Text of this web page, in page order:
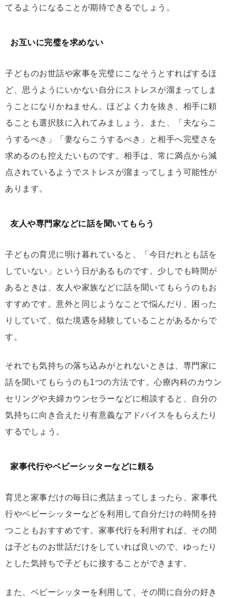
てるようになることが期待できるでしょう。
お互いに完璧を求めない
子どものお世話や家事を完璧にこなそうとすればするほ
ど、思うようにいかない自分にストレスが溜まってしま
うことになりかねません。ほどよく力を抜き、相手に頼
ることも選択肢に入れてみましょう。また、「夫ならこ
うするべき」「妻ならこうするべき」と相手へ完璧さを
求めるのも控えたいものです。相手は、常に満点から減
点されているようでストレスが溜まってしまう可能性が
あります。
友人や専門家などに話を聞いてもらう
子どもの育児に明け暮れていると、「今日だれとも話を
していない」という日があるものです。少しでも時間が
あるときは、友人や家族などに話を聞いてもらうのもお
すすめです。意外と同じようなことで悩んだり、困った
りしていて、似た境遇を経験していることがあるからで
す。
それでも気持ちの落ち込みがとれないときは、専門家に
話を聞いてもらうのも1つの方法です。心療内科のカウン
セリングや夫婦カウンセラーなどに相談すると、自分の
気持ちに向き合えたり有意義なアドバイスをもらえたり
するでしょう。
家事代行やベビーシッターなどに頼る
育児と家事だけの毎日に煮詰まってしまったら、家事代
行やベビーシッターなどを利用して自分だけの時間を持
つこともおすすめです。家事代行を利用すれば、その間
は子どものお世話だけをしていれば良いので、ゆったり
とした気持ちで子どもに接することができます。
また、ベビーシッターを利用して、その間に自分の好き